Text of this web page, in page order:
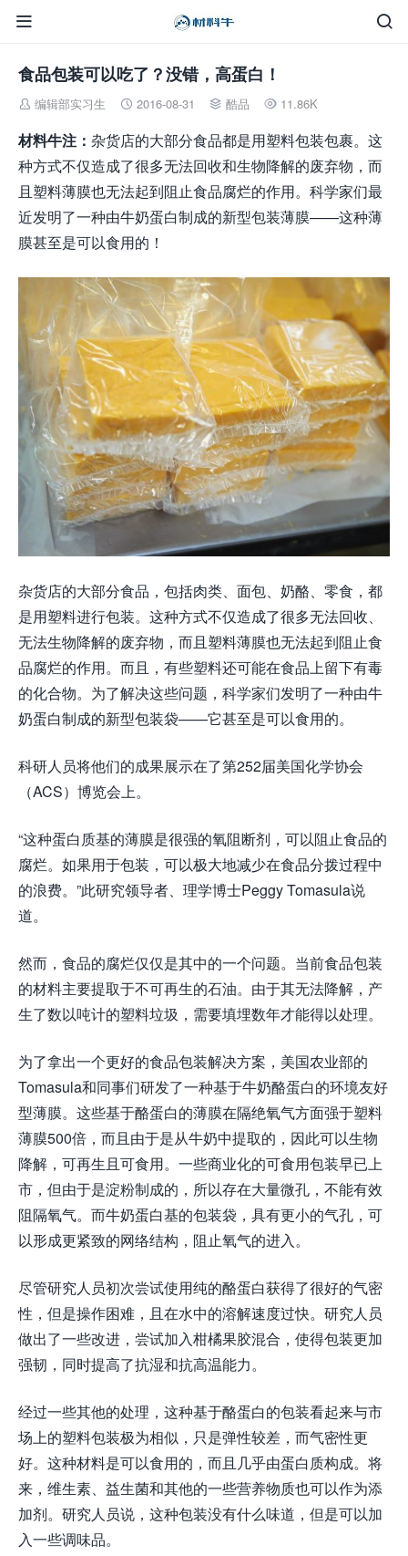


食品包装可以吃了？没错，高蛋白！
 编辑部实习生  2016-08-31  酷品  11.86K
材料牛注： 杂货店的大部分食品都是用塑料包装包裹。这
种方式不仅造成了很多无法回收和生物降解的废弃物，而
且塑料薄膜也无法起到阻止食品腐烂的作用。科学家们最
近发明了一种由牛奶蛋白制成的新型包装薄膜——这种薄
膜甚至是可以食用的！
杂货店的大部分食品，包括肉类、面包、奶酪、零食，都
是用塑料进行包装。这种方式不仅造成了很多无法回收、
无法生物降解的废弃物，而且塑料薄膜也无法起到阻止食
品腐烂的作用。而且，有些塑料还可能在食品上留下有毒
的化合物。为了解决这些问题，科学家们发明了一种由牛
奶蛋白制成的新型包装袋——它甚至是可以食用的。
科研人员将他们的成果展示在了第252届美国化学协会
（ACS）博览会上。
“这种蛋白质基的薄膜是很强的氧阻断剂，可以阻止食品的
腐烂。如果用于包装，可以极大地减少在食品分拨过程中
的浪费。”此研究领导者、理学博士Peggy Tomasula说
道。
然而，食品的腐烂仅仅是其中的一个问题。当前食品包装
的材料主要提取于不可再生的石油。由于其无法降解，产
生了数以吨计的塑料垃圾，需要填埋数年才能得以处理。
为了拿出一个更好的食品包装解决方案，美国农业部的
Tomasula和同事们研发了一种基于牛奶酪蛋白的环境友好
型薄膜。这些基于酪蛋白的薄膜在隔绝氧气方面强于塑料
薄膜500倍，而且由于是从牛奶中提取的，因此可以生物
降解，可再生且可食用。一些商业化的可食用包装早已上
市，但由于是淀粉制成的，所以存在大量微孔，不能有效
阻隔氧气。而牛奶蛋白基的包装袋，具有更小的气孔，可
以形成更紧致的网络结构，阻止氧气的进入。
尽管研究人员初次尝试使用纯的酪蛋白获得了很好的气密
性，但是操作困难，且在水中的溶解速度过快。研究人员
做出了一些改进，尝试加入柑橘果胶混合，使得包装更加
强韧，同时提高了抗湿和抗高温能力。
经过一些其他的处理，这种基于酪蛋白的包装看起来与市
场上的塑料包装极为相似，只是弹性较差，而气密性更
好。这种材料是可以食用的，而且几乎由蛋白质构成。将
来，维生素、益生菌和其他的一些营养物质也可以作为添
加剂。研究人员说，这种包装没有什么味道，但是可以加
入一些调味品。